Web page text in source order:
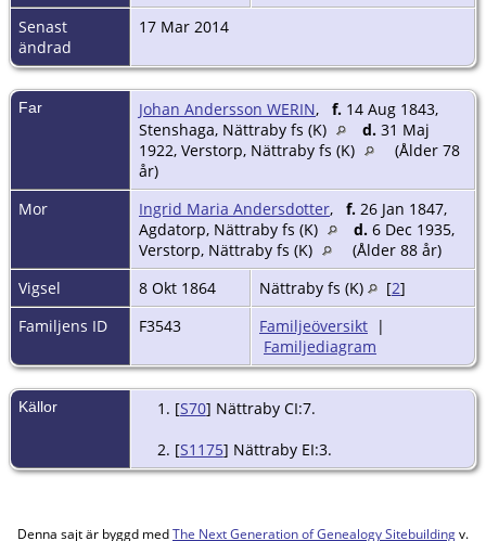
Senast
ändrad
17 Mar 2014
Far Johan Andersson WERIN, f. 14 Aug 1843,
Stenshaga, Nättraby fs (K)
d. 31 Maj
1922, Verstorp, Nättraby fs (K)
(Ålder 78
år)
Mor
Ingrid Maria Andersdotter, f. 26 Jan 1847,
Agdatorp, Nättraby fs (K)
d. 6 Dec 1935,
Verstorp, Nättraby fs (K)
(Ålder 88 år)
Vigsel
8 Okt 1864 Nättraby fs (K) [2]
Familjens ID
F3543 Familjeöversikt |
Familjediagram
Källor [S70] Nättraby CI:7.
[S1175] Nättraby EI:3.
Denna sajt är byggd medThe Next Generation of Genealogy Sitebuildingv.